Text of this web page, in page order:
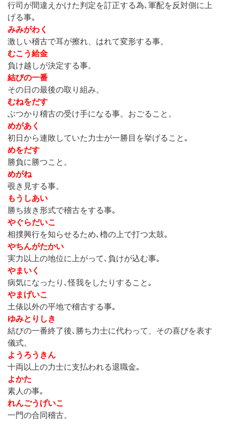
行司が間違えかけた判定を訂正する為､軍配を反対側に上
げる事｡
みみがわく
激しい稽古で耳が擦れ、はれて変形する事。
むこう給金
負け越しが決定する事。
結びの一番
その日の最後の取り組み。
むねをだす
ぶつかり稽古の受け手になる事。おごること。
めがあく
初日から連敗していた力士が一勝目を挙げること｡
めをだす
勝負に勝つこと。
めがね
覗き見する事。
もうしあい
勝ち抜き形式で稽古をする事｡
やぐらだいこ
相撲興行を知らせるため､櫓の上で打つ太鼓｡
やちんがたかい
実力以上の地位に上がって､負けが込む事｡
やまいく
病気になったり､怪我をしたりすること｡
やまげいこ
土俵以外の平地で稽古する事｡
ゆみとりしき
結びの一番終了後､勝ち力士に代わって、その喜びを表す
儀式。
ようろうきん
十両以上の力士に支払われる退職金｡
よかた
素人の事｡
れんごうげいこ
一門の合同稽古。